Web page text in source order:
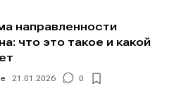
направленности
что это такое и какой
21.01.2026 0